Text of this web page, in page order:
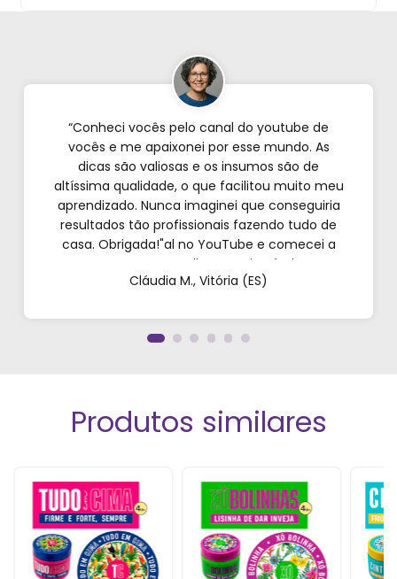
“Conheci vocês pelo canal do youtube de
vocês e me apaixonei por esse mundo. As
dicas são valiosas e os insumos são de
altíssima qualidade, o que facilitou muito meu
aprendizado. Nunca imaginei que conseguiria
resultados tão profissionais fazendo tudo de
casa. Obrigada!"al no YouTube e comecei a
testar em casa. As dicas são incríveis e os
produtos são exatamente como mostram nos
perfumes!”
Cláudia M., Vitória (ES)
Produtos similares